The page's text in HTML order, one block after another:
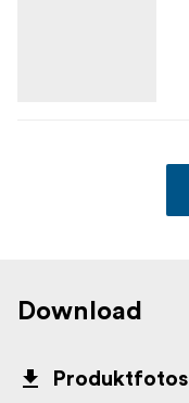
Download
Produktfotos